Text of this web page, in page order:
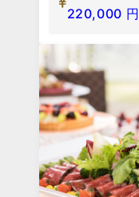
220,000 円